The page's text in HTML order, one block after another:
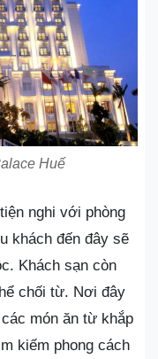
Huế
nghi với phòng
khách đến đây sẽ
Khách sạn còn
chối từ. Nơi đây
món ăn từ khắp
kiếm phong cách